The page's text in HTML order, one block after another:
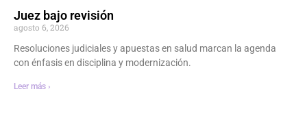
Juez bajo revisión
agosto 6, 2026
Resoluciones judiciales y apuestas en salud marcan la agenda
con énfasis en disciplina y modernización.
Leer más ›